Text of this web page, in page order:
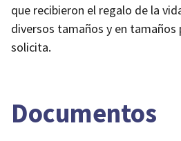
que recibieron el regalo de la
diversos tamaños y en tamaños
solicita.
Documentos